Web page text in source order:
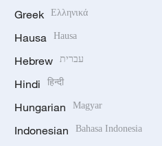
Greek Ελληνικά
Hausa Hausa
Hebrew עברית
Hindi हिन्दी
Hungarian Magyar
Indonesian Bahasa Indonesia